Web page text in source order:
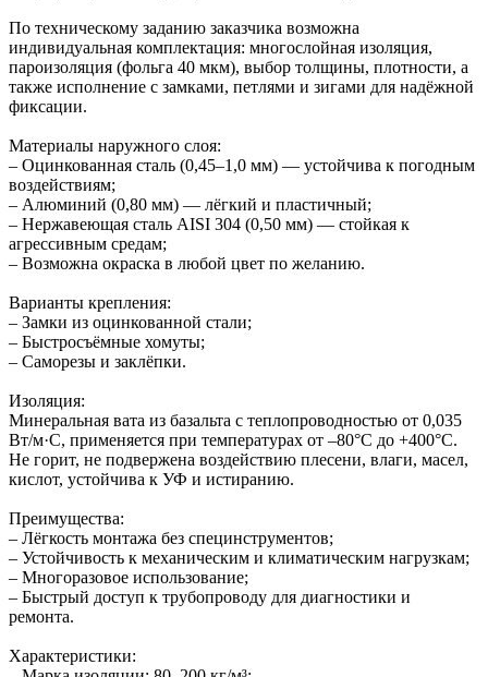
По техническому заданию заказчика возможна
индивидуальная комплектация: многослойная изоляция,
пароизоляция (фольга 40 мкм), выбор толщины, плотности, а
также исполнение с замками, петлями и зигами для надёжной
фиксации.
Материалы наружного слоя:
– Оцинкованная сталь (0,45–1,0 мм) — устойчива к погодным
воздействиям;
– Алюминий (0,80 мм) — лёгкий и пластичный;
– Нержавеющая сталь AISI 304 (0,50 мм) — стойкая к
агрессивным средам;
– Возможна окраска в любой цвет по желанию.
Варианты крепления:
– Замки из оцинкованной стали;
– Быстросъёмные хомуты;
– Саморезы и заклёпки.
Изоляция:
Минеральная вата из базальта с теплопроводностью от 0,035
Вт/м·С, применяется при температурах от –80°C до +400°C.
Не горит, не подвержена воздействию плесени, влаги, масел,
кислот, устойчива к УФ и истиранию.
Преимущества:
– Лёгкость монтажа без специнструментов;
– Устойчивость к механическим и климатическим нагрузкам;
– Многоразовое использование;
– Быстрый доступ к трубопроводу для диагностики и
ремонта.
Характеристики: